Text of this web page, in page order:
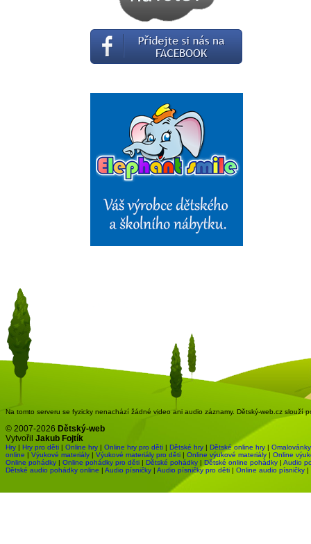
Na tomto serveru se fyzicky nenachází žádné video ani audio záznamy. Dětský-web.cz slouží
© 2007-2026 Dětský-web
Vytvořil Jakub Fojtík
Hry | Hry pro děti | Online hry | Online hry pro děti | Dětské hry | Dětské online hry | Omalovánky
online | Výukové materiály | Výukové materiály pro děti | Online výukové materiály | Online
Online pohádky | Online pohádky pro děti | Dětské pohádky | Dětské online pohádky | Audio
Dětské audio pohádky online | Audio písničky | Audio písničky pro děti | Online audio písničky |